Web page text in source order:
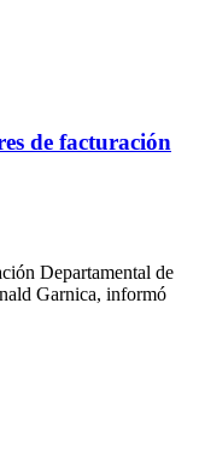
de facturación
Departamental de
Garnica, informó